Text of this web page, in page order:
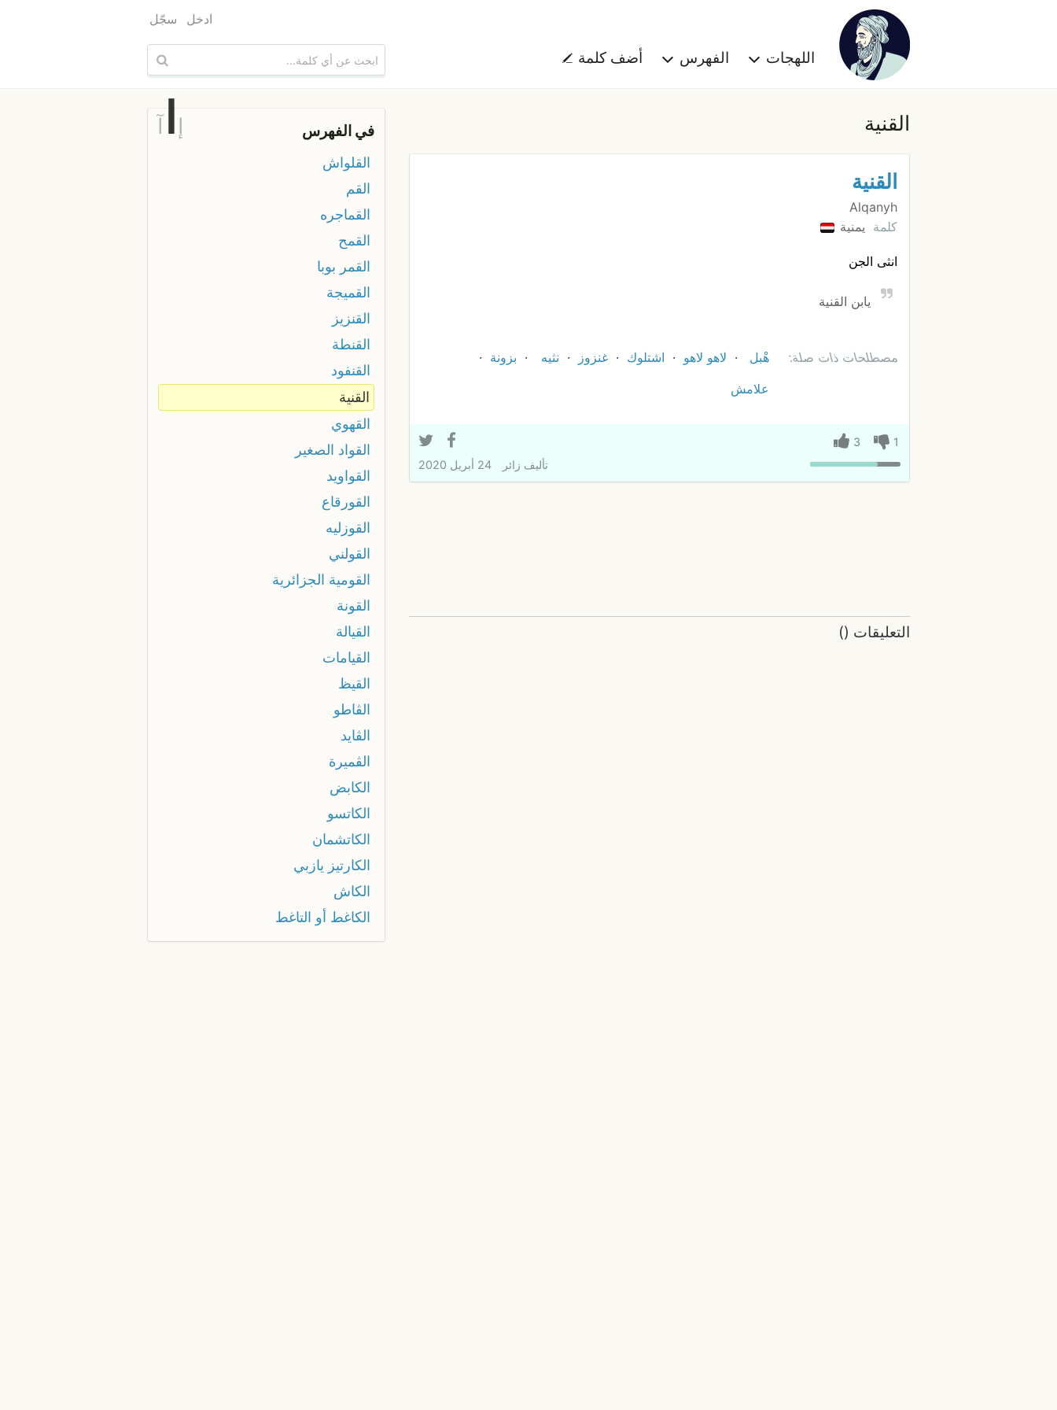
اللهجات الفهرس أضف كلمة
ادخل سجّل
القنية
القنية
Alqanyh
كلمة يمنية
انثى الجن
يابن القنية
مصطلحات ذات صلة: هْبل لاهو لاهو اشتلوك غنزوز نثيه
بزونة
علامش
1
3
تأليف زائر 24 أبريل 2020
التعليقات (
)
في الفهرس إ آ
القلواش
القم
القماجره
القمح
القمر بوبا
القميجة
القنزيز
القنطة
القنفود
القنية
القهوي
القواد الصغير
القواويد
القورقاع
القوزليه
القولني
القومية الجزائرية
القونة
القيالة
القيامات
القيظ
الڨاطو
الڨايد
الڨميرة
الكابض
الكاتسو
الكاتشمان
الكارتيز يازبي
الكاش
الكاغط أو التاغط